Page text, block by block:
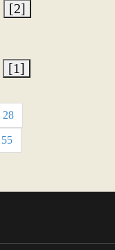
[2]
[1]
28
55